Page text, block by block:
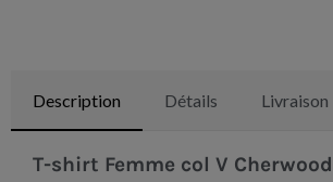
Description Détails Livraison
T-shirt Femme col V